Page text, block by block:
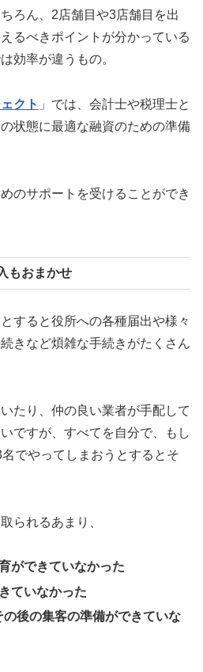
ろん、2店舗目や3店舗目を出
るべきポイントが分かっている
効率が違うもの。
クト 」では、会計士や税理士と
状態に最適な融資のための準備
のサポートを受けることができ
もおまかせ
すると役所への各種届出や様々
きなど煩雑な手続きがたくさん
たり、仲の良い業者が手配して
ですが、すべてを自分で、もし
でやってしまおうとするとそ
られるあまり、
ができていなかった
ていなかった
後の集客の準備ができていな